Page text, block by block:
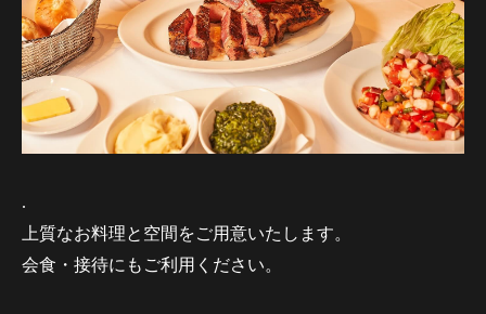
.
上質なお料理と空間をご用意いたします。
会食・接待にもご利用ください。